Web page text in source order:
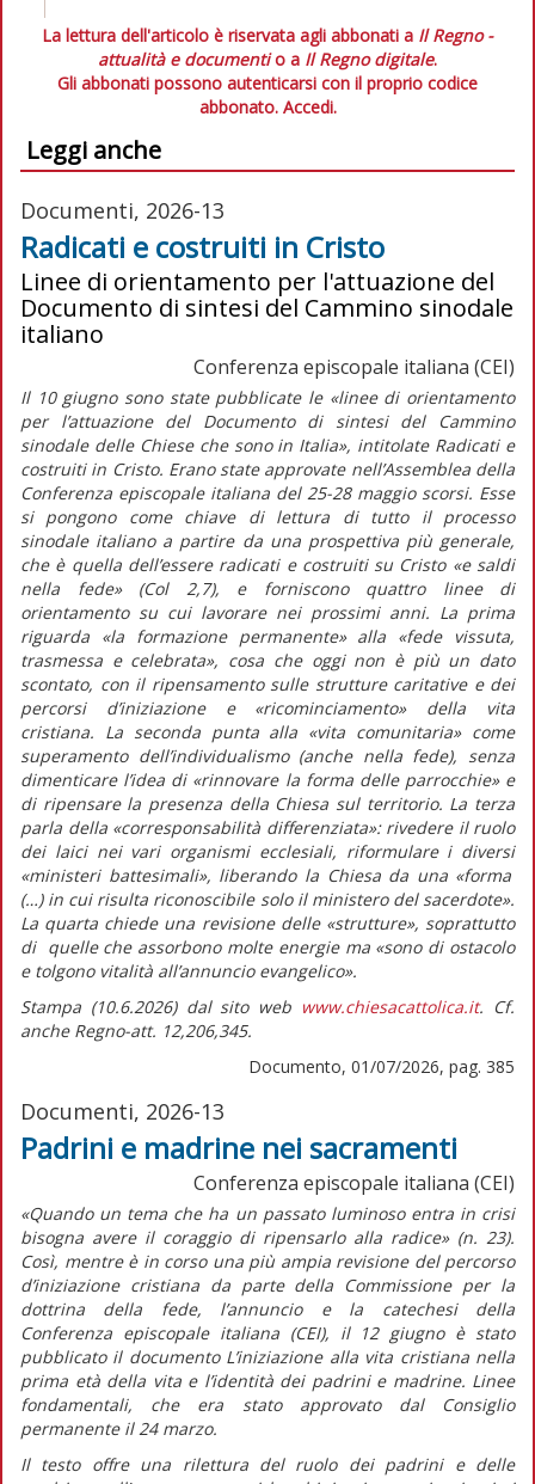
La lettura dell'articolo è riservata agli abbonati a Il Regno -
attualità e documentio a Il Regno digitale.
Gli abbonati possono autenticarsi con il proprio codice
abbonato. Accedi.
Leggi anche
Documenti, 2026-13
Radicati e costruiti in Cristo
Linee di orientamento per l'attuazione del
Documento di sintesi del Cammino sinodale
italiano
Conferenza episcopale italiana (CEI)
Il 10 giugno sono state pubblicate le «linee di orientamento
per l’attuazione del Documento di sintesi del Cammino
sinodale delle Chiese che sono in Italia», intitolateRadicati e
costruiti in Cristo. Erano state approvate nell’Assemblea della
Conferenza episcopale italiana del 25-28 maggio scorsi. Esse
si pongono come chiave di lettura di tutto il processo
sinodale italiano a partire da una prospettiva più generale,
che è quella dell’essere radicati e costruiti su Cristo «e saldi
nella fede» (Col 2,7), e forniscono quattro linee di
orientamento su cui lavorare nei prossimi anni. La prima
riguarda «la formazione permanente» alla «fede vissuta,
trasmessa e celebrata», cosa che oggi non è più un dato
scontato, con il ripensamento sulle strutture caritative e dei
percorsi d’iniziazione e «ricominciamento» della vita
cristiana. La seconda punta alla «vita comunitaria» come
superamento dell’individualismo (anche nella fede), senza
dimenticare l’idea di«rinnovare la forma delle parrocchie» e
di ripensare la presenza della Chiesa sul territorio. La terza
parla della«corresponsabilità differenziata»: rivedere il ruolo
dei laici nei vari organismi ecclesiali, riformulare i diversi
«ministeri battesimali», liberando la Chiesa da una«forma
(…) in cui risulta riconoscibile solo il ministero del sacerdote».
La quarta chiede una revisione delle «strutture», soprattutto
di quelle che assorbono molte energie ma«sono di ostacolo
e tolgono vitalità all’annuncio evangelico».
Stampa (10.6.2026) dal sito web www.chiesacattolica.it. Cf.
anche Regno-att. 12,206,345.
Documento, 01/07/2026, pag. 385
Documenti, 2026-13
Padrini e madrine nei sacramenti
Conferenza episcopale italiana (CEI)
«Quando un tema che ha un passato luminoso entra in crisi
bisogna avere il coraggio di ripensarlo alla radice» (n. 23).
Così, mentre è in corso una più ampia revisione del percorso
d’iniziazione cristiana da parte della Commissione per la
dottrina della fede, l’annuncio e la catechesi della
Conferenza episcopale italiana (CEI), il 12 giugno è stato
pubblicato il documento L’iniziazione alla vita cristiana nella
prima età della vita e l’identità dei padrini e madrine. Linee
fondamentali, che era stato approvato dal Consiglio
permanente il 24 marzo.
Il testo offre una rilettura del ruolo dei padrini e delle